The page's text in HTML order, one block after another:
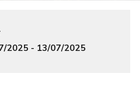
2025 - 13/07/2025